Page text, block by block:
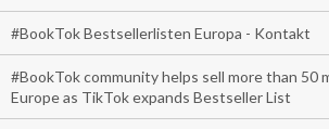
#BookTok Bestsellerlisten Europa - Kontakt
#BookTok community helps sell more than 50
Europe as TikTok expands Bestseller List